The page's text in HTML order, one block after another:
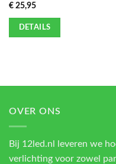
€25,95
DETAILS
OVER ONS
Bij 12led.nl leveren we
verlichting voor zowel